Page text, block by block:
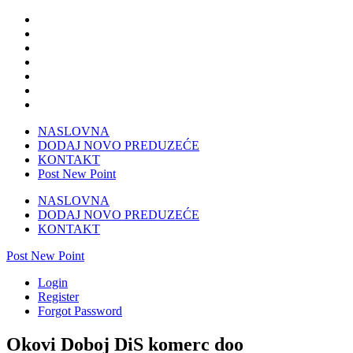
NASLOVNA
DODAJ NOVO PREDUZEĆE
KONTAKT
Post New Point
NASLOVNA
DODAJ NOVO PREDUZEĆE
KONTAKT
Post New Point
Login
Register
Forgot Password
Okovi Doboj DiS komerc doo